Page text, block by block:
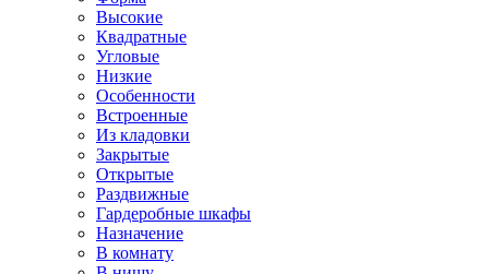
Высокие
Квадратные
Угловые
Низкие
Особенности
Встроенные
Из кладовки
Закрытые
Открытые
Раздвижные
Гардеробные шкафы
Назначение
В комнату